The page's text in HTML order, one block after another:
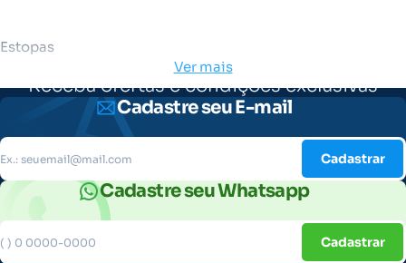
Estopas
Ver mais
Receba ofertas e condições exclusivas
Cadastre seu E-mail
Cadastrar
Cadastre seu Whatsapp
Cadastrar